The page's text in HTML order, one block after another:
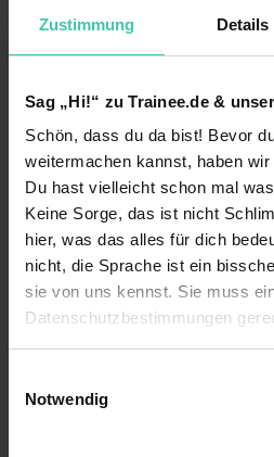
Zustimmung Details
Sag „Hi!“ zu Trainee.de &
Schön, dass du da bist! Bevor
weitermachen kannst, haben
Du hast vielleicht schon mal
Keine Sorge, das ist nicht
hier, was das alles für dich
nicht, die Sprache ist ein
sie von uns kennst. Sie muss
Datenschutzbestimmungen
Notwendig
Wusstest du schon?
Wir sorgen im Hintergrund
Produktion unserer
Deshalb sind wir einer der
Industriedienstleistungen
Services umfassen